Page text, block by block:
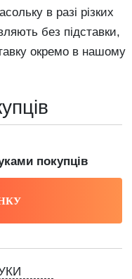
в разі різких
без підставки,
окремо в нашому
покупців